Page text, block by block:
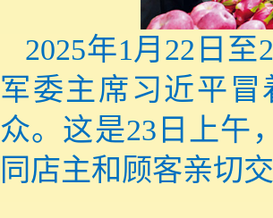
2025年1月22日
军委主席习近平
众。这是23日上午
同店主和顾客亲切